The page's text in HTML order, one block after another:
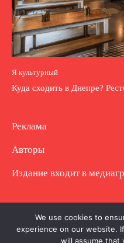
Я культурный
Куда сходить в Днепре?
Реклама
Авторы
Издание входит в
Copyright © Полное
запрещено. Частично
We use cookies to
experience on our website.
will assume that